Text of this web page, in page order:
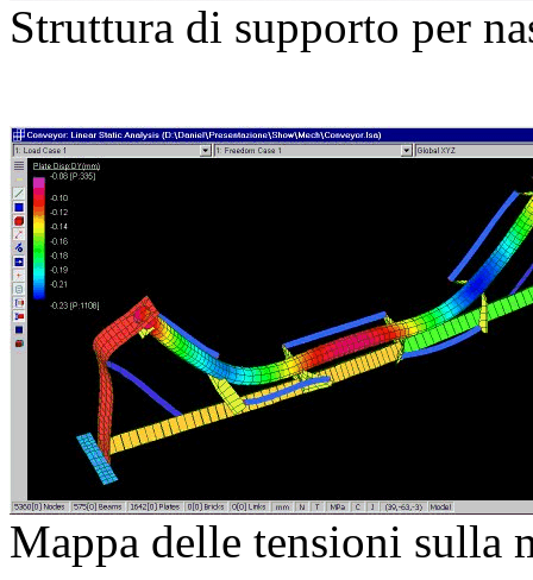
Struttura di supporto per
Mappa delle tensioni sulla